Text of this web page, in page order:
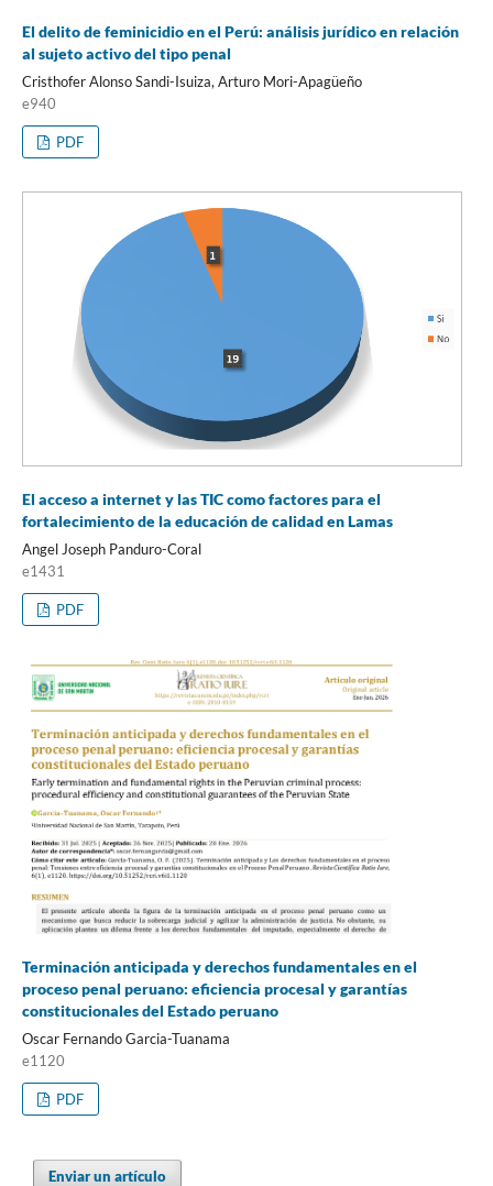
El delito de feminicidio en el Perú: análisis jurídico en relación
al sujeto activo del tipo penal
Cristhofer Alonso Sandi-Isuiza, Arturo Mori-Apagüeño
e940
PDF
El acceso a internet y las TIC como factores para el
fortalecimiento de la educación de calidad en Lamas
Angel Joseph Panduro-Coral
e1431
PDF
Terminación anticipada y derechos fundamentales en el
proceso penal peruano: eficiencia procesal y garantías
constitucionales del Estado peruano
Oscar Fernando Garcia-Tuanama
e1120
PDF
Enviar un artículo